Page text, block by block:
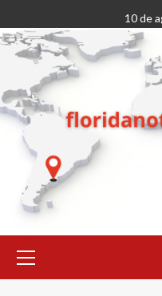
al
contenido
10 de
primario